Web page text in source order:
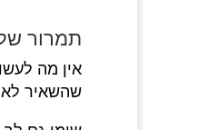
תמרור
אין מה
שהשאיר